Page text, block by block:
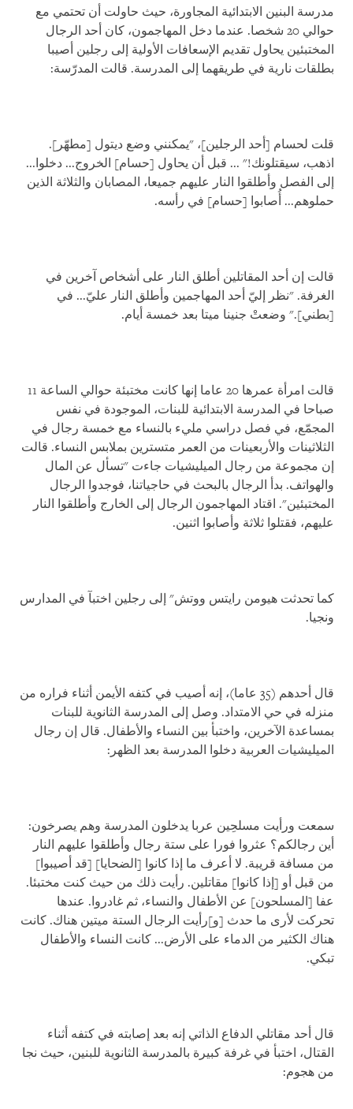
مدرسة البنين الابتدائية المجاورة، حيث حاولت أن تحتمي مع
حوالي 20 شخصا. عندما دخل المهاجمون، كان أحد الرجال
المختبئين يحاول تقديم الإسعافات الأولية إلى رجلين أصيبا
بطلقات نارية في طريقهما إلى المدرسة. قالت المدرّسة:
قلت لحسام [أحد الرجلين]، "يمكنني وضع ديتول [مطهّر].
اذهب، سيقتلونك!" ... قبل أن يحاول [حسام] الخروج... دخلوا...
إلى الفصل وأطلقوا النار عليهم جميعا، المصابان والثلاثة الذين
حملوهم... أُصابوا [حسام] في رأسه.
قالت إن أحد المقاتلين أطلق النار على أشخاص آخرين في
الغرفة. "نظر إليّ أحد المهاجمين وأطلق النار عليّ... في
[بطني]." وضعتْ جنينا ميتا بعد خمسة أيام.
قالت امرأة عمرها 20 عاما إنها كانت مختبئة حوالي الساعة 11
صباحا في المدرسة الابتدائية للبنات، الموجودة في نفس
المجمّع، في فصل دراسي مليء بالنساء مع خمسة رجال في
الثلاثينات والأربعينات من العمر متسترين بملابس النساء. قالت
إن مجموعة من رجال الميليشيات جاءت "تسأل عن المال
والهواتف. بدأ الرجال بالبحث في حاجياتنا، فوجدوا الرجال
المختبئين". اقتاد المهاجمون الرجال إلى الخارج وأطلقوا النار
عليهم، فقتلوا ثلاثة وأصابوا اثنين.
كما تحدثت هيومن رايتس ووتش" إلى رجلين اختبآ في المدارس
ونجيا.
قال أحدهم (35 عاما)، إنه أصيب في كتفه الأيمن أثناء فراره من
منزله في حي الامتداد. وصل إلى المدرسة الثانوية للبنات
بمساعدة الآخرين، واختبأ بين النساء والأطفال. قال إن رجال
الميليشيات العربية دخلوا المدرسة بعد الظهر:
سمعت ورأيت مسلحِين عربا يدخلون المدرسة وهم يصرخون:
أين رجالكم؟ عثروا فورا على ستة رجال وأطلقوا عليهم النار
من مسافة قريبة. لا أعرف ما إذا كانوا [الضحايا] [قد أصيبوا]
من قبل أو [إذا كانوا] مقاتلين. رأيت ذلك من حيث كنت مختبئا.
عفا [المسلحون] عن الأطفال والنساء، ثم غادروا. عندها
تحركت لأرى ما حدث [و]رأيت الرجال الستة ميتين هناك. كانت
هناك الكثير من الدماء على الأرض... كانت النساء والأطفال
تبكي.
قال أحد مقاتلي الدفاع الذاتي إنه بعد إصابته في كتفه أثناء
القتال، اختبأ في غرفة كبيرة بالمدرسة الثانوية للبنين، حيث نجا
من هجوم: